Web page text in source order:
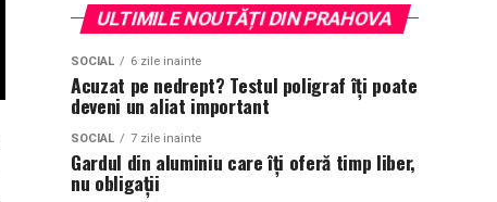
ULTIMILE NOUTĂȚI DIN PRAHOVA
SOCIAL 6 zile inainte
Acuzat pe nedrept? Testul poligraf îţi poate
deveni un aliat important
SOCIAL 7 zile inainte
Gardul din aluminiu care îți oferă timp liber,
nu obligații